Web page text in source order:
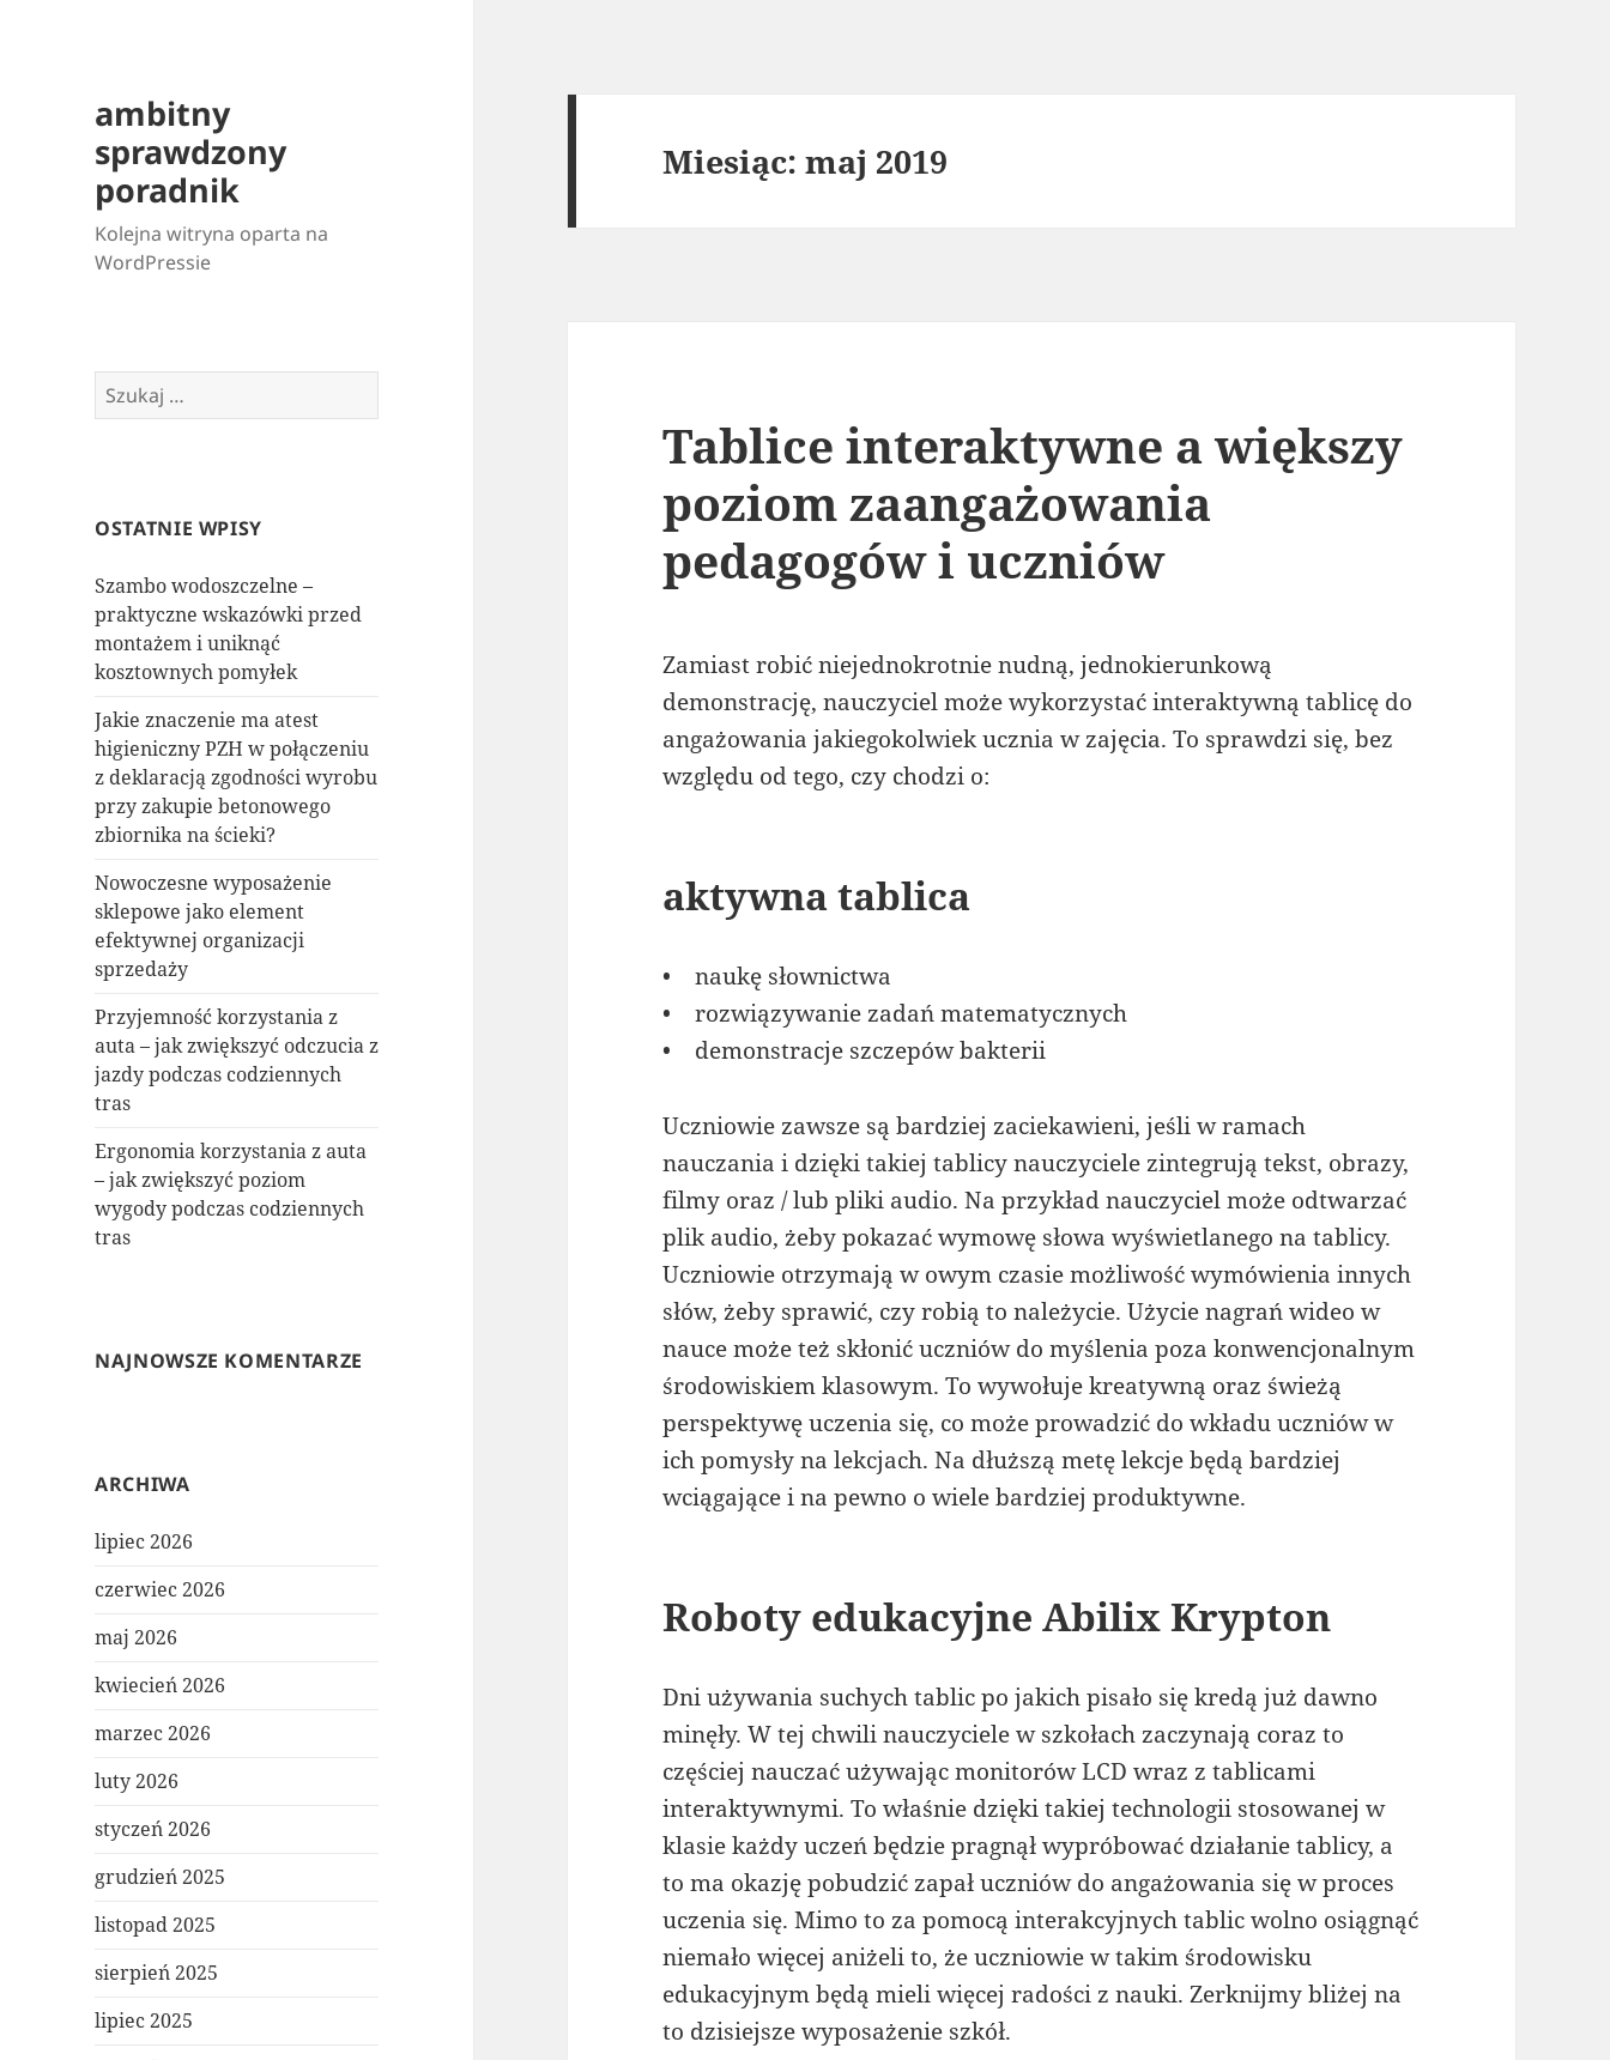
ambitny
sprawdzony
poradnik
Kolejna witryna oparta na
WordPressie
Szukaj:
OSTATNIE WPISY
Szambo wodoszczelne –
praktyczne wskazówki przed
montażem i uniknąć
kosztownych pomyłek
Jakie znaczenie ma atest
higieniczny PZH w połączeniu
z deklaracją zgodności wyrobu
przy zakupie betonowego
zbiornika na ścieki?
Nowoczesne wyposażenie
sklepowe jako element
efektywnej organizacji
sprzedaży
Przyjemność korzystania z
auta – jak zwiększyć odczucia z
jazdy podczas codziennych
tras
Ergonomia korzystania z auta
– jak zwiększyć poziom
wygody podczas codziennych
tras
NAJNOWSZE KOMENTARZE
ARCHIWA
lipiec 2026
czerwiec 2026
maj 2026
kwiecień 2026
marzec 2026
luty 2026
styczeń 2026
grudzień 2025
listopad 2025
sierpień 2025
lipiec 2025
Miesiąc:maj 2019
Tablice interaktywne a większy
poziom zaangażowania
pedagogów i uczniów
Zamiast robić niejednokrotnie nudną, jednokierunkową
demonstrację, nauczyciel może wykorzystać interaktywną tablicę do
angażowania jakiegokolwiek ucznia w zajęcia. To sprawdzi się, bez
względu od tego, czy chodzi o:
aktywna tablica
• naukę słownictwa
• rozwiązywanie zadań matematycznych
• demonstracje szczepów bakterii
Uczniowie zawsze są bardziej zaciekawieni, jeśli w ramach
nauczania i dzięki takiej tablicy nauczyciele zintegrują tekst, obrazy,
filmy oraz / lub pliki audio. Na przykład nauczyciel może odtwarzać
plik audio, żeby pokazać wymowę słowa wyświetlanego na tablicy.
Uczniowie otrzymają w owym czasie możliwość wymówienia innych
słów, żeby sprawić, czy robią to należycie. Użycie nagrań wideo w
nauce może też skłonić uczniów do myślenia poza konwencjonalnym
środowiskiem klasowym. To wywołuje kreatywną oraz świeżą
perspektywę uczenia się, co może prowadzić do wkładu uczniów w
ich pomysły na lekcjach. Na dłuższą metę lekcje będą bardziej
wciągające i na pewno o wiele bardziej produktywne.
Roboty edukacyjne Abilix Krypton
Dni używania suchych tablic po jakich pisało się kredą już dawno
minęły. W tej chwili nauczyciele w szkołach zaczynają coraz to
częściej nauczać używając monitorów LCD wraz z tablicami
interaktywnymi. To właśnie dzięki takiej technologii stosowanej w
klasie każdy uczeń będzie pragnął wypróbować działanie tablicy, a
to ma okazję pobudzić zapał uczniów do angażowania się w proces
uczenia się. Mimo to za pomocą interakcyjnych tablic wolno osiągnąć
niemało więcej aniżeli to, że uczniowie w takim środowisku
edukacyjnym będą mieli więcej radości z nauki. Zerknijmy bliżej na
to dzisiejsze wyposażenie szkół.